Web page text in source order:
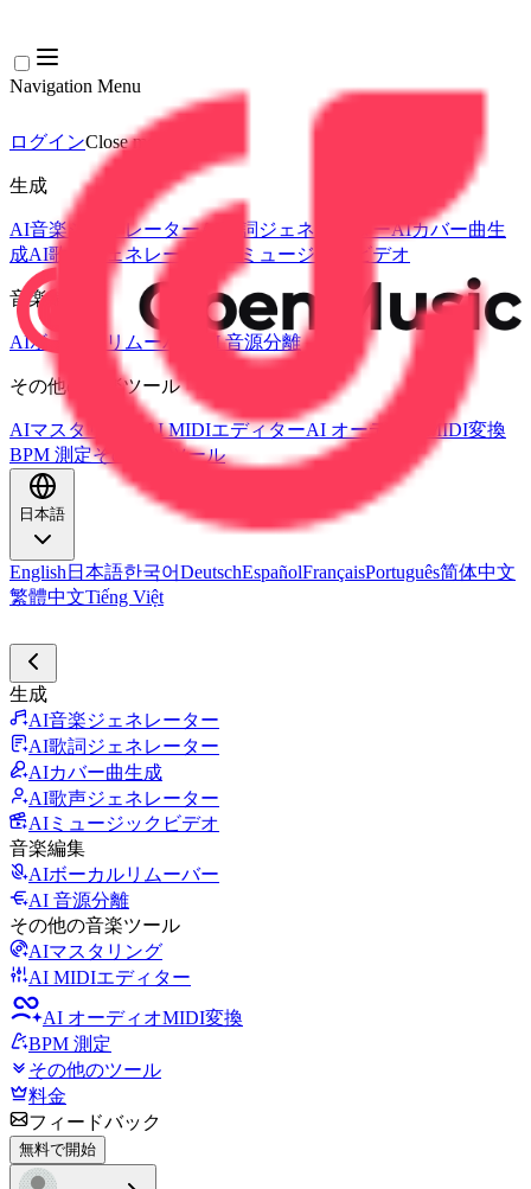
Navigation Menu
ログインClose menu
生成
AI音楽ジェネレーターAI歌詞ジェネレーターAIカバー曲生
成AI歌声ジェネレーター AIミュージックビデオ
音楽編集
AIボーカルリムーバー AI 音源分離
その他の音楽ツール
AIマスタリング AI MIDIエディターAI オーディオMIDI変換
BPM 測定その他のツール
日本語
English 日本語한국어DeutschEspañolFrançaisPortuguês简体中文
繁體中文Tiếng Việt
生成
AI音楽ジェネレーター
AI歌詞ジェネレーター
AIカバー曲生成
AI歌声ジェネレーター
AIミュージックビデオ
音楽編集
AIボーカルリムーバー
AI 音源分離
その他の音楽ツール
AIマスタリング
AI MIDIエディター
AI オーディオMIDI変換
BPM 測定
その他のツール
料金
フィードバック
無料で開始